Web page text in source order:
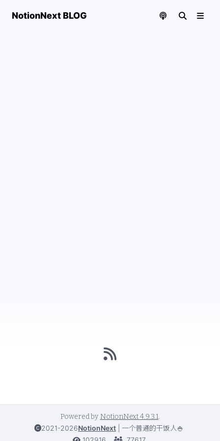
NotionNext BLOG
Powered by NotionNext4.9.3.1.
2021-2026NotionNext
一个普通的干饭人🍚